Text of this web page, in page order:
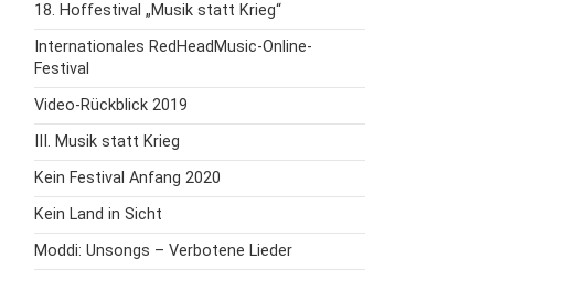
18. Hoffestival „Musik statt Krieg“
Internationales RedHeadMusic-Online-
Festival
Video-Rückblick 2019
III. Musik statt Krieg
Kein Festival Anfang 2020
Kein Land in Sicht
Moddi: Unsongs – Verbotene Lieder